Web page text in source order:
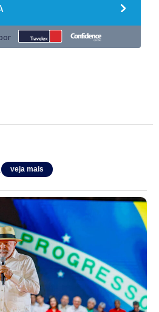
veja mais